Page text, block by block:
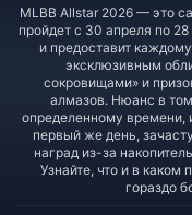
MLBB Allstar 2026 — это
пройдет с 30 апреля по
и предоставит
эксклюзивным
сокровищами» и
алмазов. Нюанс в
определенному времени,
первый же день,
наград из-за
Узнайте, что и в каком
гораздо